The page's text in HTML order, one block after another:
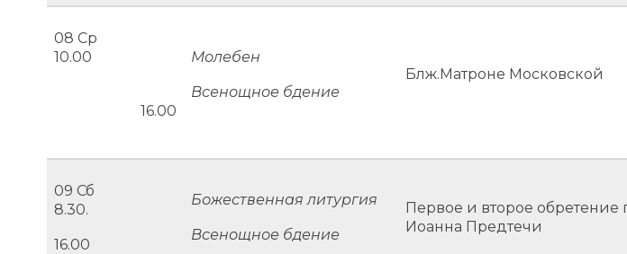
08 Ср
10.00
16.00
Молебен
Всенощное бдение
Блж.Матроне Московской
09 Сб
8.30.
16.00
Божественная литургия
Всенощное бдение
Первое и второе обретение
Иоанна Предтечи